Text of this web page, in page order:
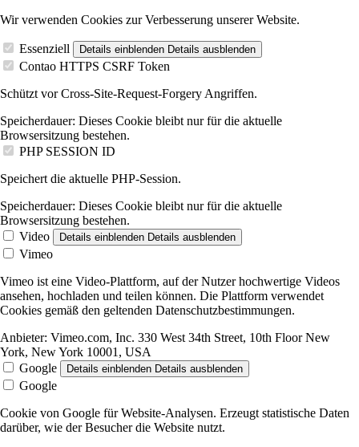
Wir verwenden Cookies zur Verbesserung unserer Website.
Essenziell Details einblenden Details ausblenden
Contao HTTPS CSRF Token
Schützt vor Cross-Site-Request-Forgery Angriffen.
Speicherdauer: Dieses Cookie bleibt nur für die aktuelle
Browsersitzung bestehen.
PHP SESSION ID
Speichert die aktuelle PHP-Session.
Speicherdauer: Dieses Cookie bleibt nur für die aktuelle
Browsersitzung bestehen.
Video
Details einblenden Details ausblenden
Vimeo
Vimeo ist eine Video-Plattform, auf der Nutzer hochwertige Videos
ansehen, hochladen und teilen können. Die Plattform verwendet
Cookies gemäß den geltenden Datenschutzbestimmungen.
Anbieter: Vimeo.com, Inc. 330 West 34th Street, 10th Floor New
York, New York 10001, USA
Google
Details einblenden Details ausblenden
Google
Cookie von Google für Website-Analysen. Erzeugt statistische Daten
darüber, wie der Besucher die Website nutzt.